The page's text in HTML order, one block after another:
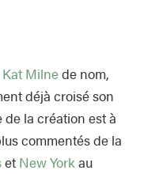
Kat Milnede nom,
déjà croisé son
la création est à
commentés de la
et New Yorkau